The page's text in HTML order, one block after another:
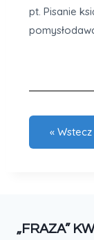
pt. Pisanie
„FRAZA”